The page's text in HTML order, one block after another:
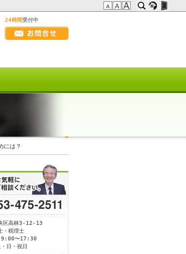
ました。
24時間受付中
には？
80-85-90-95
区高林3-12-13
・税理士
〜17:30
日・祝日